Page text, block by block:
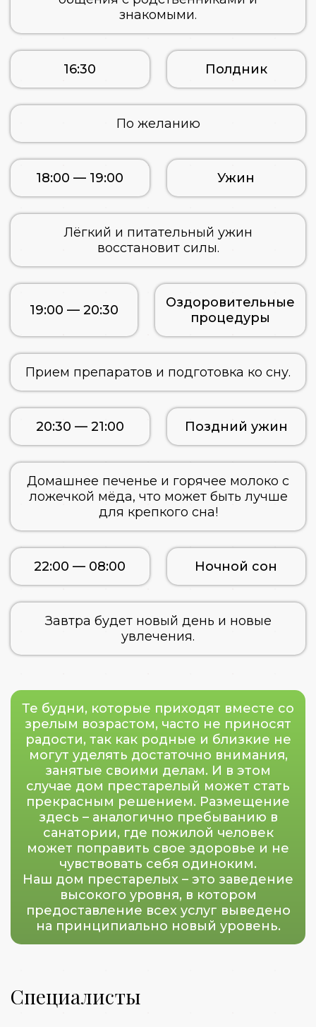
знакомыми.
16:30 Полдник
По желанию
18:00 — 19:00 Ужин
Лёгкий и питательный ужин
восстановит силы.
19:00 — 20:30
Оздоровительные
процедуры
Прием препаратов и подготовка ко сну.
20:30 — 21:00 Поздний ужин
Домашнее печенье и горячее молоко с
ложечкой мёда, что может быть лучше
для крепкого сна!
22:00 — 08:00 Ночной сон
Завтра будет новый день и новые
увлечения.
Те будни, которые приходят вместе со
зрелым возрастом, часто не приносят
радости, так как родные и близкие не
могут уделять достаточно внимания,
занятые своими делам. И в этом
случае дом престарелый может стать
прекрасным решением. Размещение
здесь – аналогично пребыванию в
санатории, где пожилой человек
может поправить свое здоровье и не
чувствовать себя одиноким.
Наш дом престарелых – это заведение
высокого уровня, в котором
предоставление всех услуг выведено
на принципиально новый уровень.
Специалисты